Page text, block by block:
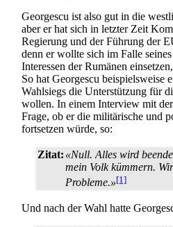
Georgescu ist also gut in die
aber er hat sich in letzter Zeit
Regierung und der Führung der
denn er wollte sich im Falle
Interessen der Rumänen
So hat Georgescu beispielsweise
Wahlsiegs die Unterstützung für
wollen. In einem Interview mit
Frage, ob er die militärische und
fortsetzen würde, so:
Zitat: «Null. Alles wird
mein Volk kümmern.
Probleme.»[1]
Und nach der Wahl hatte